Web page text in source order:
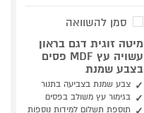
סמן להשוואה
מיטה זוגית דגם בראון
עשויה עץ MDF פסים
בצבע שמנת
צבע שמנת בצביעה בתנור
בגימור עץ משולב בפסים
תוספת תשלום למידות נוספות